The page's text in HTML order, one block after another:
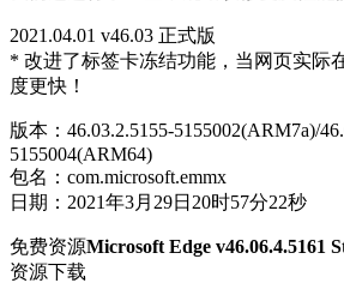
2021.04.01 v46.03 正式版
* 改进了标签卡冻结功能，当网页实际
度更快！
版本：46.03.2.5155-5155002(ARM7a)/
5155004(ARM64)
包名：com.microsoft.emmx
日期：2021年3月29日20时57分22秒
免费资源Microsoft Edge v46.06.4.5161
资源下载